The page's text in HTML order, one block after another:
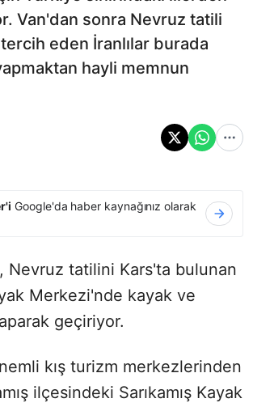
Van'dan sonra Nevruz tatili
eden İranlılar burada
hayli memnun
Google'da haber kaynağınız olarak
Nevruz tatilini Kars'ta bulunan
Merkezi'nde kayak ve
geçiriyor.
kış turizm merkezlerinden
ilçesindeki Sarıkamış Kayak